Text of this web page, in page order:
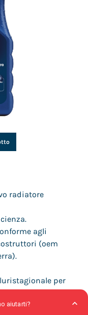
radiatore
agli
(oem
per
garantisce